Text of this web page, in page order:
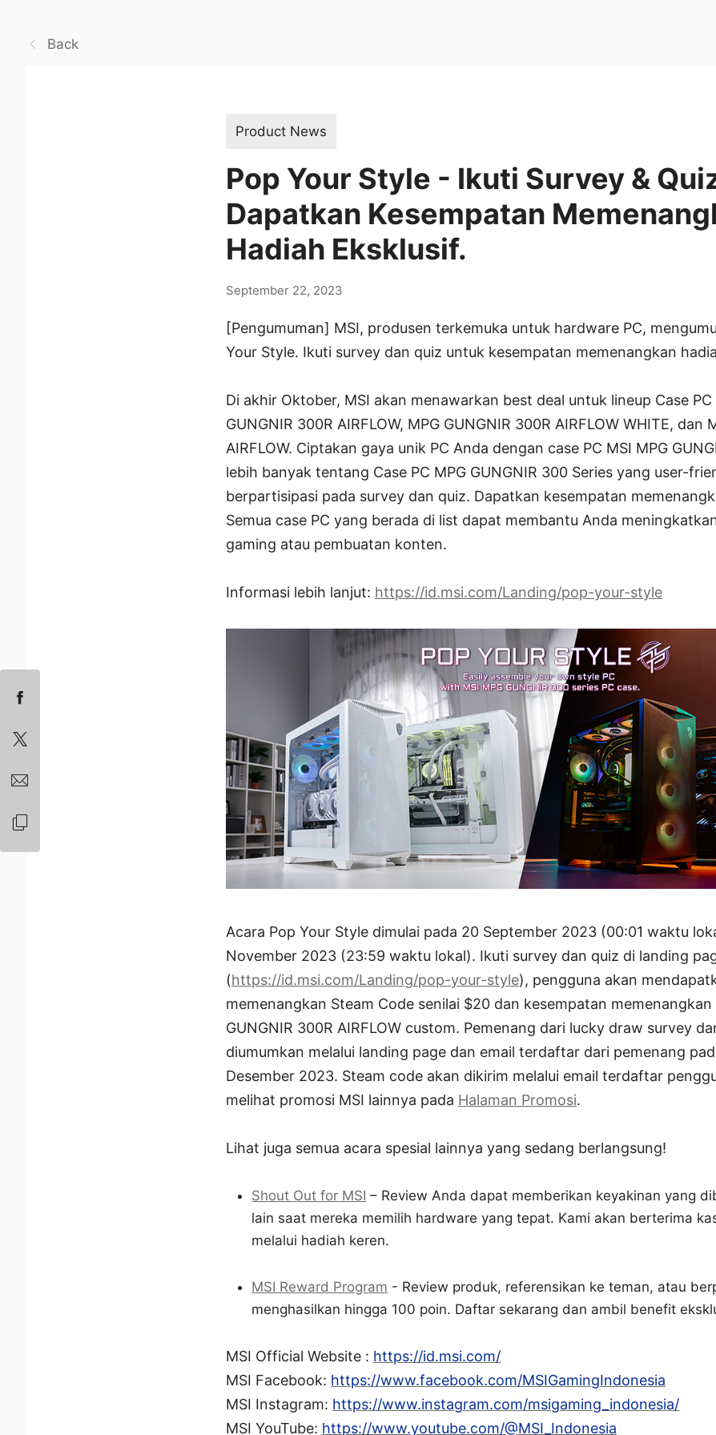
Back
Product News
Pop Your Style - Ikuti Survey &
Dapatkan Kesempatan
Hadiah Eksklusif.
September 22, 2023
[Pengumuman] MSI, produsen terkemuka untuk hardware PC,
Your Style. Ikuti survey dan quiz untuk kesempatan memenangkan
Di akhir Oktober, MSI akan menawarkan best deal untuk lineup Case
GUNGNIR 300R AIRFLOW, MPG GUNGNIR 300R AIRFLOW WHITE, dan
AIRFLOW. Ciptakan gaya unik PC Anda dengan case PC MSI MPG
lebih banyak tentang Case PC MPG GUNGNIR 300 Series yang user-
berpartisipasi pada survey dan quiz. Dapatkan kesempatan
Semua case PC yang berada di list dapat membantu Anda
gaming atau pembuatan konten.
Informasi lebih lanjut: https://id.msi.com/Landing/pop-your-style
Acara Pop Your Style dimulai pada 20 September 2023 (00:01 waktu
November 2023 (23:59 waktu lokal). Ikuti survey dan quiz di landing
(https://id.msi.com/Landing/pop-your-style), pengguna akan
memenangkan Steam Code senilai $20 dan kesempatan memenangkan
GUNGNIR 300R AIRFLOW custom. Pemenang dari lucky draw survey
diumumkan melalui landing page dan email terdaftar dari pemenang
Desember 2023. Steam code akan dikirim melalui email terdaftar
melihat promosi MSI lainnya pada Halaman Promosi.
Lihat juga semua acara spesial lainnya yang sedang berlangsung!
Shout Out for MSI – Review Anda dapat memberikan keyakinan yang
lain saat mereka memilih hardware yang tepat. Kami akan berterima
melalui hadiah keren.
MSI Reward Program - Review produk, referensikan ke teman, atau
menghasilkan hingga 100 poin. Daftar sekarang dan ambil benefit
MSI Official Website : https://id.msi.com/
MSI Facebook: https://www.facebook.com/MSIGamingIndonesia
MSI Instagram: https://www.instagram.com/msigaming_indonesia/
MSI YouTube: https://www.youtube.com/@MSI_Indonesia